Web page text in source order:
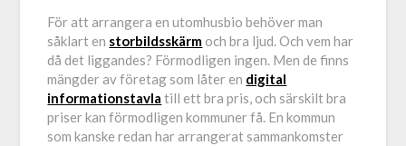
För att arrangera en utomhusbio behöver man
såklart en storbildsskärm och bra ljud. Och vem har
då det liggandes? Förmodligen ingen. Men de finns
mängder av företag som låter en digital
informationstavla till ett bra pris, och särskilt bra
priser kan förmodligen kommuner få. En kommun
som kanske redan har arrangerat sammankomster